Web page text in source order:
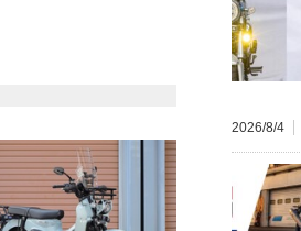
2026/8/4